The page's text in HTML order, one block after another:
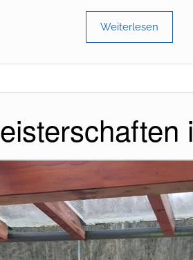
Weiterlesen